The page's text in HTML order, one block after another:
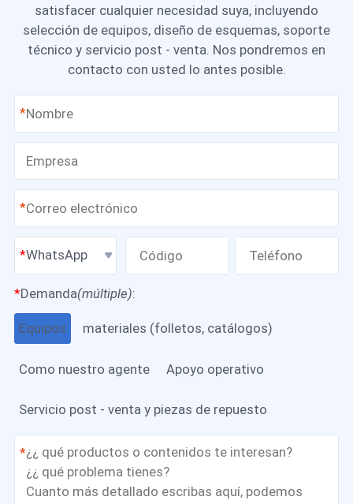
satisfacer cualquier necesidad suya, incluyendo
selección de equipos, diseño de esquemas, soporte
técnico y servicio post - venta. Nos pondremos en
contacto con usted lo antes posible.
*
*
WhatsApp
*Demanda(múltiple):
Equipos materiales (folletos, catálogos)
Como nuestro agente Apoyo operativo
Servicio post - venta y piezas de repuesto
*